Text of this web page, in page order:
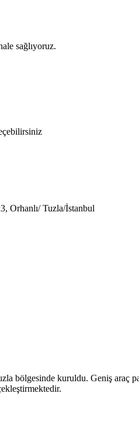
sağlıyoruz.
Orhanlı/ Tuzla/İstanbul
bölgesinde kuruldu. Geniş araç